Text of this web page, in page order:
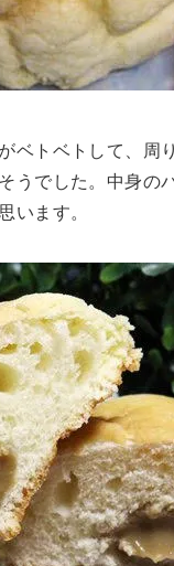
ベトベトして、周
うでした。中身の
います。